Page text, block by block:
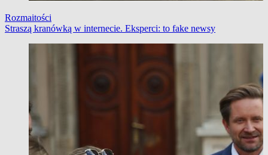
Rozmaitości
Straszą kranówką w internecie. Eksperci: to fake newsy